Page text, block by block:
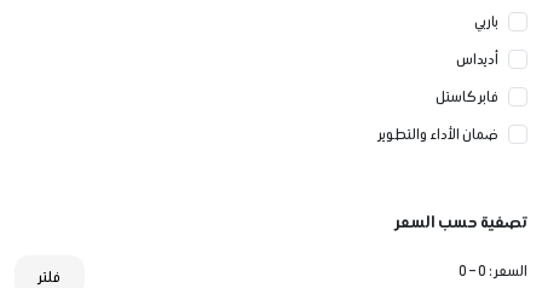
باربي
أديداس
فابر كاستل
ضمان الأداء والتطوير
تصفية حسب السعر
السعر : 0 – 0 فلتر